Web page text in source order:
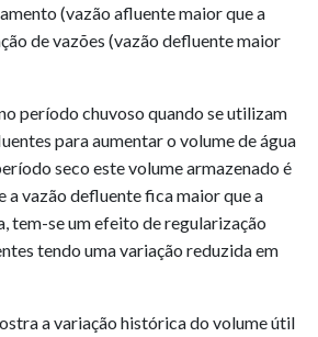
(vazão afluente maior que a
de vazões (vazão defluente maior
período chuvoso quando se utilizam
para aumentar o volume de água
seco este volume armazenado é
a vazão defluente fica maior que a
tem-se um efeito de regularização
tendo uma variação reduzida em
a variação histórica do volume útil